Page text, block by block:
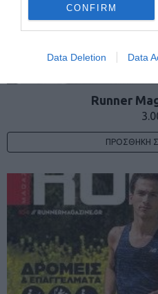
CONFIRM
Data Deletion Data
Runner
ΠΡΟΣΘΉΚΗ